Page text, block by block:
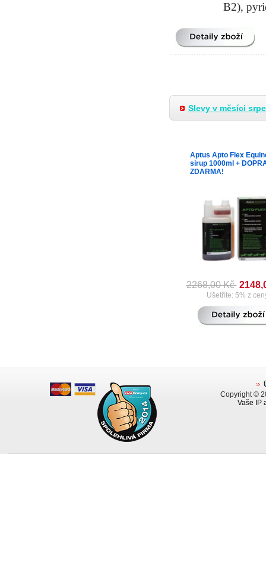
B2),
Slevy v měsíci
Aptus Apto Flex
sirup 1000ml +
ZDARMA!
2268,00 Kč
Ušetříte: 5% z
Copyright ©
Vaše IP